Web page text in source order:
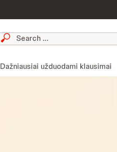
Dažniausiai užduodami klausimai